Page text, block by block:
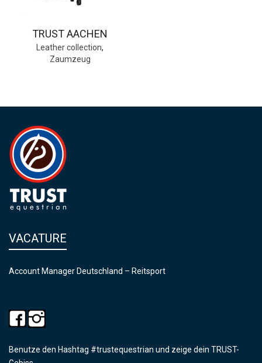
TRUST AACHEN
Leather collection,
Zaumzeug
VACATURE
Account Manager Deutschland – Reitsport
Benutze den Hashtag #trustequestrian und zeige dein TRUST-